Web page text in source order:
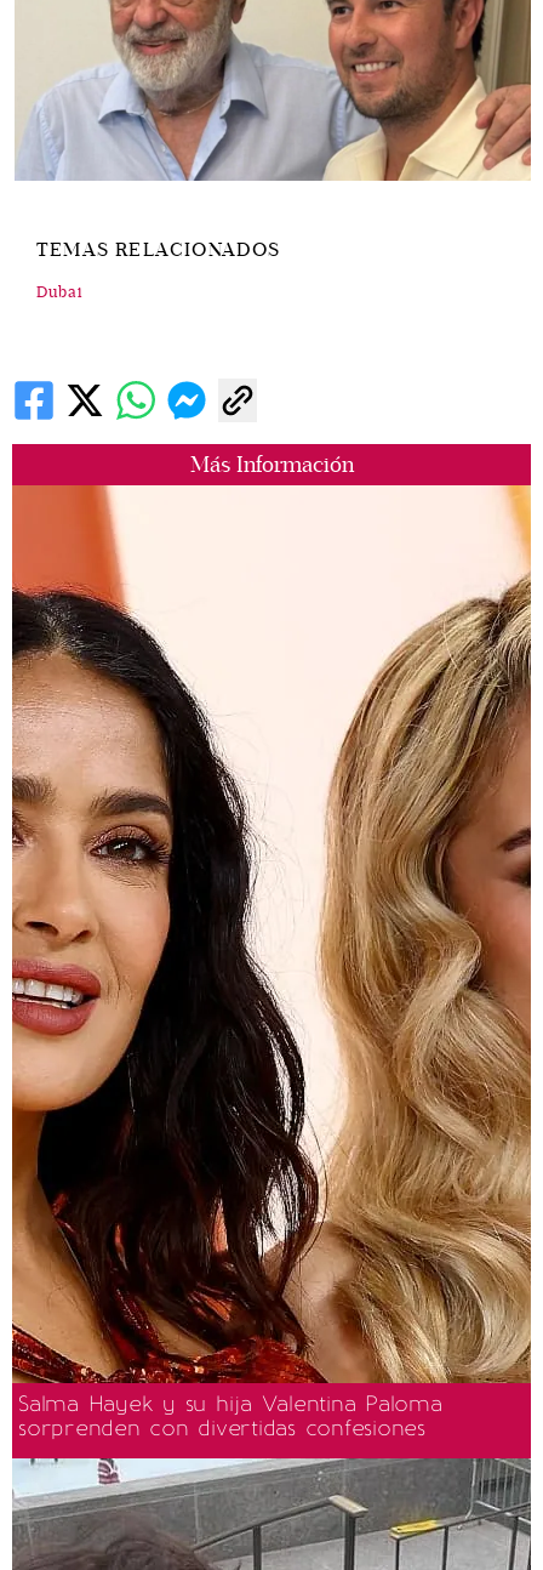
Más Información
Salma Hayek y su hija Valentina Paloma
sorprenden con divertidas confesiones
TEMAS RELACIONADOS
Dubai